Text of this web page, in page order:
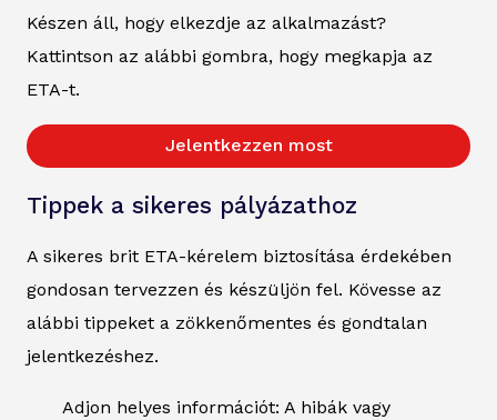
Készen áll, hogy elkezdje az alkalmazást?
Kattintson az alábbi gombra, hogy megkapja az
ETA-t.
Jelentkezzen most
Tippek a sikeres pályázathoz
A sikeres brit ETA-kérelem biztosítása érdekében
gondosan tervezzen és készüljön fel. Kövesse az
alábbi tippeket a zökkenőmentes és gondtalan
jelentkezéshez.
Adjon helyes információt: A hibák vagy